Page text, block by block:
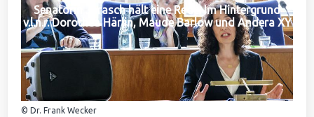
Senatorin Jarasch hält eine Rede. Im Hintergrund
v.l.n.r. Dorothea Härlin, Maude Barlow und Andera XY
© Dr. Frank Wecker